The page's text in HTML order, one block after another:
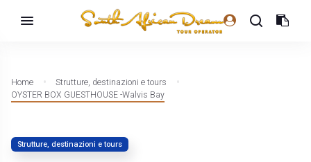
Home
Strutture, destinazioni e tours
OYSTER BOX GUESTHOUSE -Walvis Bay
Strutture, destinazioni e tours